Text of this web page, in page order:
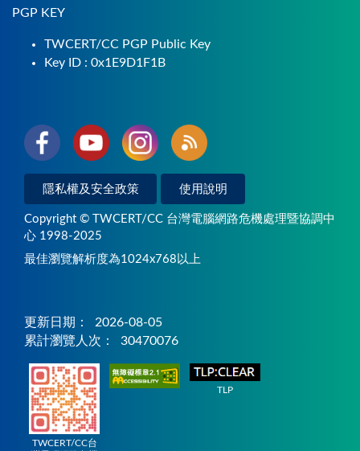
PGP KEY
TWCERT/CC PGP Public Key
Key ID : 0x1E9D1F1B
隱私權及安全政策 使用說明
Copyright © TWCERT/CC 台灣電腦網路危機處理暨協調中
心 1998-2025
最佳瀏覽解析度為1024x768以上
更新日期：
2026-08-05
累計瀏覽人次：
30470076
TWCERT/CC台
TLP